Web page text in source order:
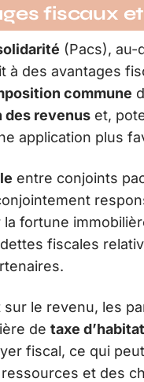
fiscaux
(Pacs), au-
à des avantages
commune
des revenus et,
application plus
entre conjoints
la fortune
fiscales
sur le revenu, les
de taxe
fiscal, ce qui
et des